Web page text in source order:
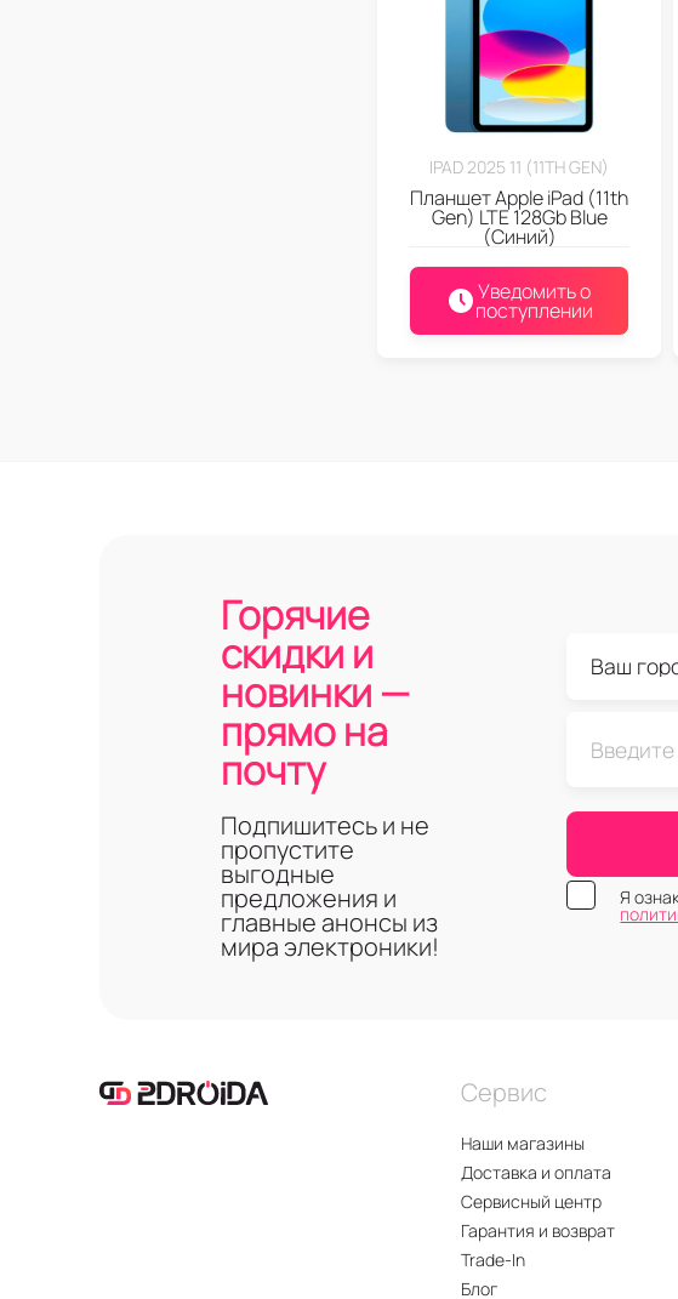
IPAD 2025 11 (11TH GEN)
Планшет Apple iPad (11th
Gen) LTE 128Gb Blue
(Синий)
Уведомить о
поступлении
Горячие
скидки и
новинки —
прямо на
почту
Подпишитесь и не
пропустите
выгодные
предложения и
главные анонсы из
мира электроники!
Я
Сервис
Наши магазины
Доставка и оплата
Сервисный центр
Гарантия и возврат
Trade-In
Блог